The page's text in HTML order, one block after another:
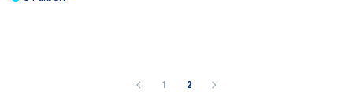
1 2